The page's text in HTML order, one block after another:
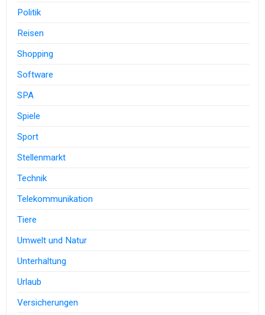
Politik
Reisen
Shopping
Software
SPA
Spiele
Sport
Stellenmarkt
Technik
Telekommunikation
Tiere
Umwelt und Natur
Unterhaltung
Urlaub
Versicherungen